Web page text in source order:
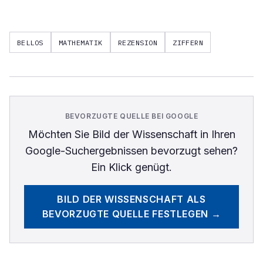
BELLOS MATHEMATIK REZENSION ZIFFERN
BEVORZUGTE QUELLE BEI GOOGLE
Möchten Sie Bild der Wissenschaftin Ihren
Google-Suchergebnissen bevorzugt sehen?
Ein Klick genügt.
BILD DER WISSENSCHAFT ALS
BEVORZUGTE QUELLE FESTLEGEN →